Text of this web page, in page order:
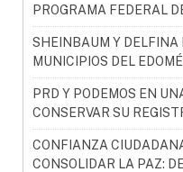
PROGRAMA FEDERAL
SHEINBAUM Y DELFINA
MUNICIPIOS DEL
PRD Y PODEMOS EN
CONSERVAR SU
CONFIANZA
CONSOLIDAR LA PAZ: